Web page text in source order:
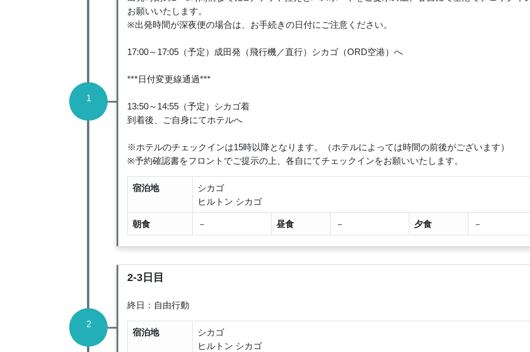
1
お願いいたします。
※出発時間が深夜便の場合は、お手続きの日付にご注意ください。
17:00～17:05（予定）成田発（飛行機／直行）シカゴ（ORD空港）へ
***日付変更線通過***
13:50～14:55（予定）シカゴ着
到着後、ご自身にてホテルへ
※ホテルのチェックインは15時以降となります。（ホテルによっては時間の前後がございます）
※予約確認書をフロントでご提示の上、各自にてチェックインをお願いいたします。
宿泊地
シカゴ
ヒルトン シカゴ
朝食 － 昼食 － 夕食 －
2
2-3日目
終日：自由行動
宿泊地
シカゴ
ヒルトン シカゴ